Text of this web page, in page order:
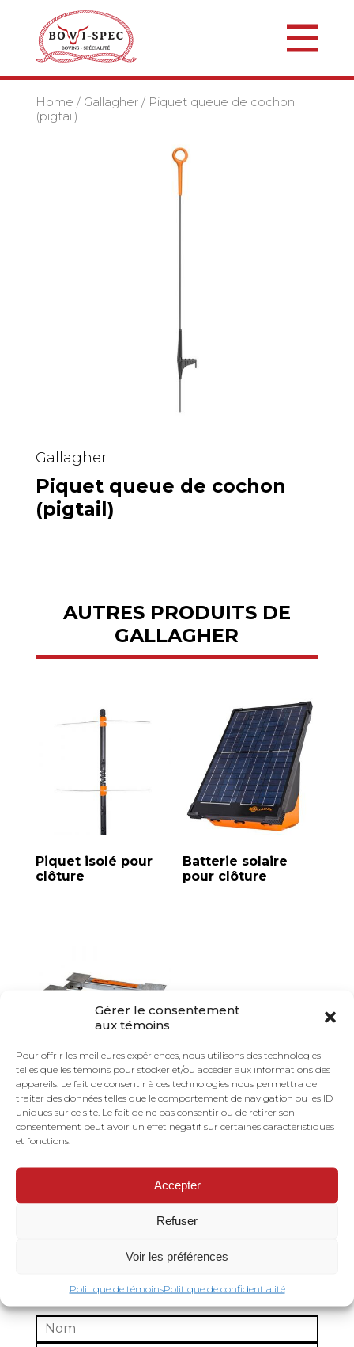
Gérer le consentement
aux témoins
Pour offrir les meilleures expériences, nous utilisons des technologies
telles que les témoins pour stocker et/ou accéder aux informations des
appareils. Le fait de consentir à ces technologies nous permettra de
traiter des données telles que le comportement de navigation ou les ID
uniques sur ce site. Le fait de ne pas consentir ou de retirer son
consentement peut avoir un effet négatif sur certaines caractéristiques
et fonctions.
Accepter
Refuser
Voir les préférences
Politique de témoinsPolitique de confidentialité
Home / Gallagher/ Piquet queue de cochon
(pigtail)
Gallagher
Piquet queue de cochon
(pigtail)
AUTRES PRODUITS DE
GALLAGHER
Piquet isolé pour
clôture
Batterie solaire
pour clôture
Barres de pesée
pour cages de
contention
DEMANDE DE SOUMISSION